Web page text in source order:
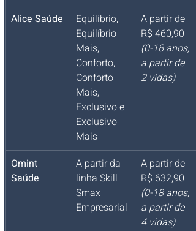
Alice Saúde
Equilíbrio,
Equilíbrio
Mais,
Conforto,
Conforto
Mais,
Exclusivo e
Exclusivo
Mais
A partir de
R$ 460,90
(0-18 anos,
a partir de
2 vidas)
Omint
Saúde
A partir da
linha Skill
Smax
Empresarial
A partir de
R$ 632,90
(0-18 anos,
a partir de
4 vidas)